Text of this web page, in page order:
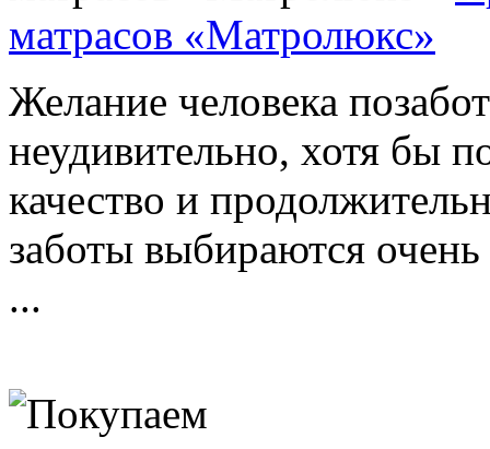
матрасов «Матролюкс»
Желание человека
неудивительно, хотя бы
качество и
заботы выбираются
...